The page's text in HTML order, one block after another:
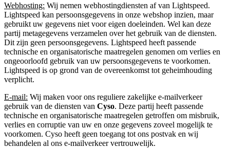
Webhosting: Wij nemen webhostingdiensten af van Lightspeed.
Lightspeed kan persoonsgegevens in onze webshop inzien, maar
gebruikt uw gegevens niet voor eigen doeleinden. Wel kan deze
partij metagegevens verzamelen over het gebruik van de diensten.
Dit zijn geen persoonsgegevens. Lightspeed heeft passende
technische en organisatorische maatregelen genomen om verlies en
ongeoorloofd gebruik van uw persoonsgegevens te voorkomen.
Lightspeed is op grond van de overeenkomst tot geheimhouding
verplicht.
E-mail: Wij maken voor ons reguliere zakelijke e-mailverkeer
gebruik van de diensten van Cyso. Deze partij heeft passende
technische en organisatorische maatregelen getroffen om misbruik,
verlies en corruptie van uw en onze gegevens zoveel mogelijk te
voorkomen. Cyso heeft geen toegang tot ons postvak en wij
behandelen al ons e-mailverkeer vertrouwelijk.